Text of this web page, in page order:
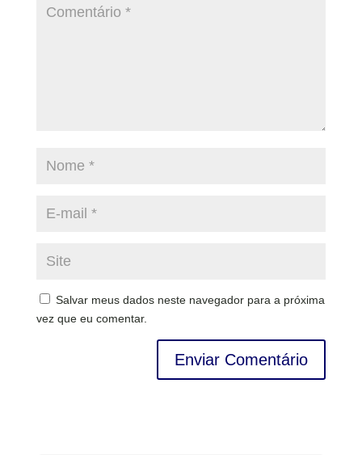
Salvar meus dados neste navegador para a próxima
vez que eu comentar.